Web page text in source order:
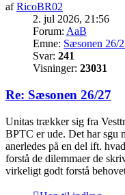
afRicoBR02
2. jul 2026, 21:56
Forum: AaB
Emne: Sæsonen 26/
Svar: 241
Visninger: 23031
Re: Sæsonen 26/27
Unitas trækker sig fra
BPTC er ude. Det har sgu
anerledes på en del ift.
forstå de dilemmaer de
virkeligt godt forstå